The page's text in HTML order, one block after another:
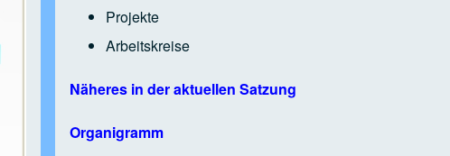
Projekte
Arbeitskreise
Näheres in der aktuellen Satzung
Organigramm